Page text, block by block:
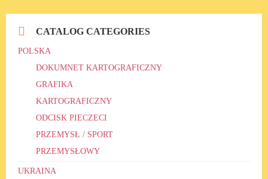
CATALOG CATEGORIES
POLSKA
DOKUMNET KARTOGRAFICZNY
GRAFIKA
KARTOGRAFICZNY
ODCISK PIECZECI
PRZEMYSŁ / SPORT
PRZEMYSŁOWY
UKRAINA